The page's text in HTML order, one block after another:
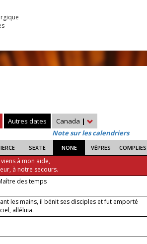
Autres dates Canada |
Note sur les calendriers
SEXTE NONE VÊPRES COMPLIES
à mon aide,
à notre secours.
des temps
les mains, il bénit ses disciples et fut emporté
alléluia.